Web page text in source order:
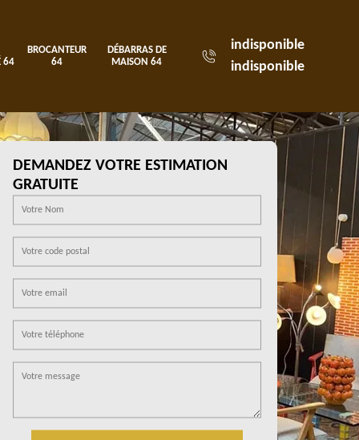
64
BROCANTEUR
64
DÉBARRAS DE
MAISON 64
indisponible
indisponible
DEMANDEZ VOTRE ESTIMATION
GRATUITE